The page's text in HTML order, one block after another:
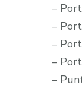
–
–
–
–
–